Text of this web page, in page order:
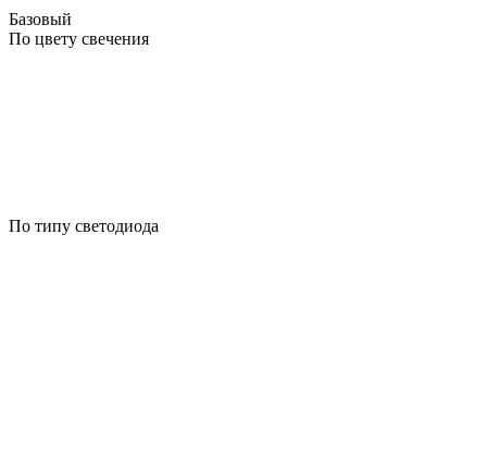
Базовый
По цвету свечения
По типу светодиода